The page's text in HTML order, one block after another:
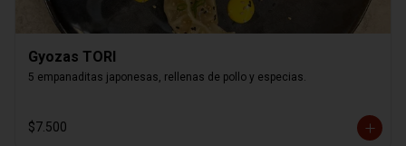
Gyozas TORI
5 empanaditas japonesas, rellenas de pollo y especias.
$7.500